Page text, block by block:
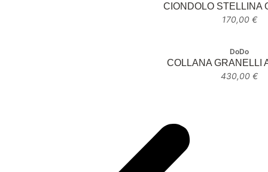
CIONDOLO STELLINA
170,00 €
DoDo
COLLANA GRANELLI
430,00 €